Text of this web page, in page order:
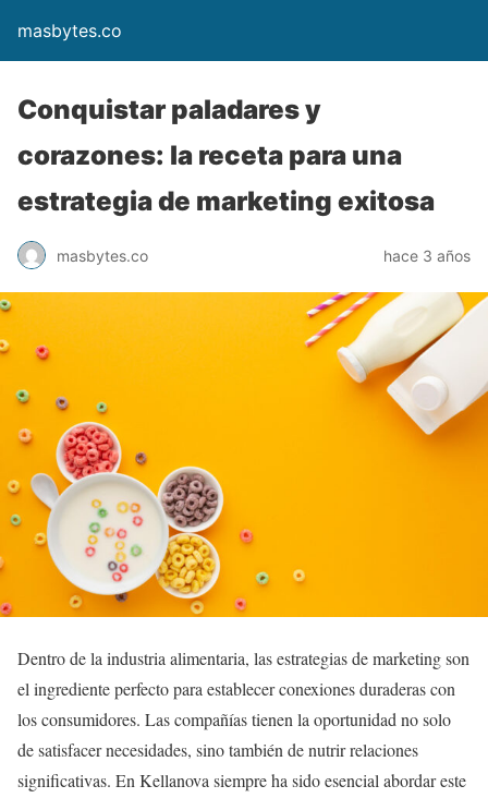
masbytes.co
Conquistar paladares y
corazones: la receta para una
estrategia de marketing exitosa
masbytes.co hace 3 años
Dentro de la industria alimentaria, las estrategias de marketing son
el ingrediente perfecto para establecer conexiones duraderas con
los consumidores. Las compañías tienen la oportunidad no solo
de satisfacer necesidades, sino también de nutrir relaciones
significativas. En Kellanova siempre ha sido esencial abordar este